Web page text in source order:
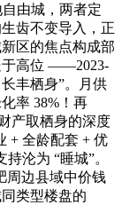
由城，两者定
齿不变导入，正
区的焦点构成部
于高位 ——2023-
丰栖身”。月供
率 38%！再
产取栖身的深度
+ 全龄配套 + 优
沦为 “睡城”。
周边县域中价钱
类型楼盘的